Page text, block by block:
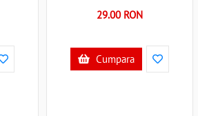
29.00 RON
Cumpara